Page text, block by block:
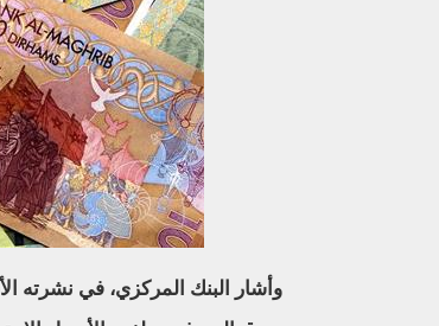
وأشار البنك المركزي، في نشرته